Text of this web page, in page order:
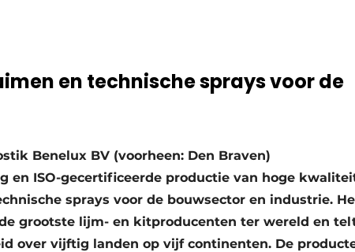
en technische sprays voor de
Benelux BV (voorheen: Den Braven)
en ISO-gecertificeerde productie van hoge
sprays voor de bouwsector en industrie.
grootste lijm- en kitproducenten ter wereld en
over vijftig landen op vijf continenten. De